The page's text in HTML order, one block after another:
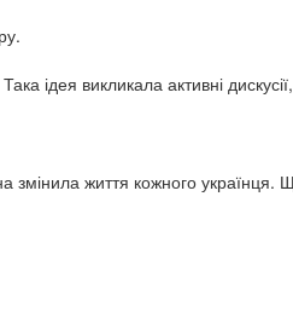
Така ідея викликала активні
змінила життя кожного українця.